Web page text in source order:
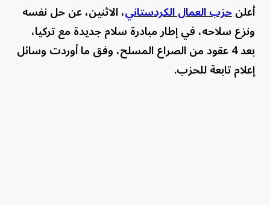
أعلنحزب العمال الكردستاني، الاثنين، عن حل نفسه
ونزع سلاحه، في إطار مبادرة سلام جديدة مع تركيا،
بعد 4 عقود من الصراع المسلح، وفق ما أوردت وسائل
إعلام تابعة للحزب.